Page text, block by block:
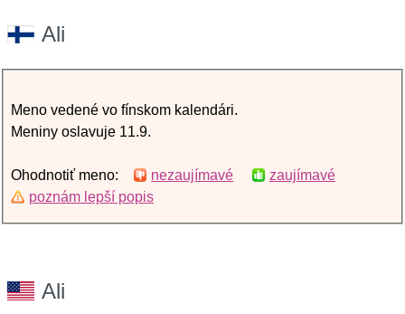
Ali
Meno vedené vo fínskom kalendári.
Meniny oslavuje 11.9.
Ohodnotiť meno: nezaujímavé
zaujímavé
poznám lepší popis
Ali